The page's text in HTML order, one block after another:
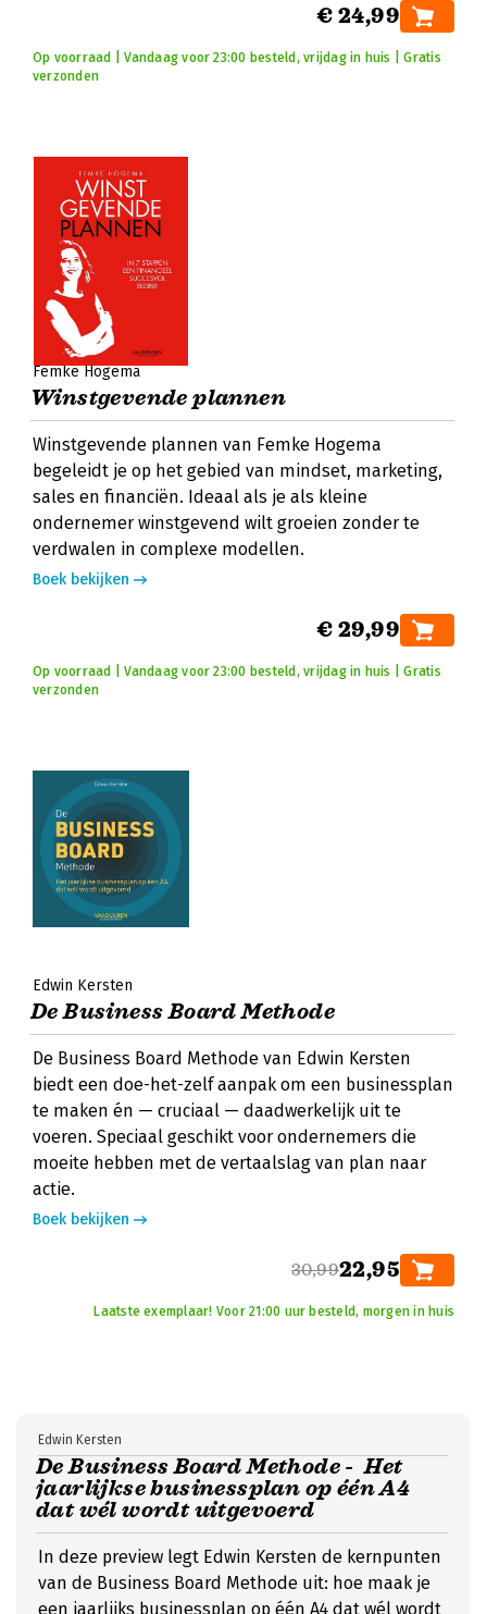
€ 24,99
Op voorraad | Vandaag voor 23:00 besteld, vrijdag in huis | Gratis
verzonden
Femke Hogema
Winstgevende plannen
Winstgevende plannen van Femke Hogema
begeleidt je op het gebied van mindset, marketing,
sales en financiën. Ideaal als je als kleine
ondernemer winstgevend wilt groeien zonder te
verdwalen in complexe modellen.
Boek bekijken
€ 29,99
Op voorraad | Vandaag voor 23:00 besteld, vrijdag in huis | Gratis
verzonden
Edwin Kersten
De Business Board Methode
De Business Board Methode van Edwin Kersten
biedt een doe-het-zelf aanpak om een businessplan
te maken én — cruciaal — daadwerkelijk uit te
voeren. Speciaal geschikt voor ondernemers die
moeite hebben met de vertaalslag van plan naar
actie.
Boek bekijken
30,9922,95
Laatste exemplaar! Voor 21:00 uur besteld, morgen in huis
De Business Board Methode - Het
jaarlijkse businessplan op één A4
dat wél wordt uitgevoerd
Edwin Kersten
In deze preview legt Edwin Kersten de kernpunten
van de Business Board Methode uit: hoe maak je
een jaarlijks businessplan op één A4 dat wél wordt